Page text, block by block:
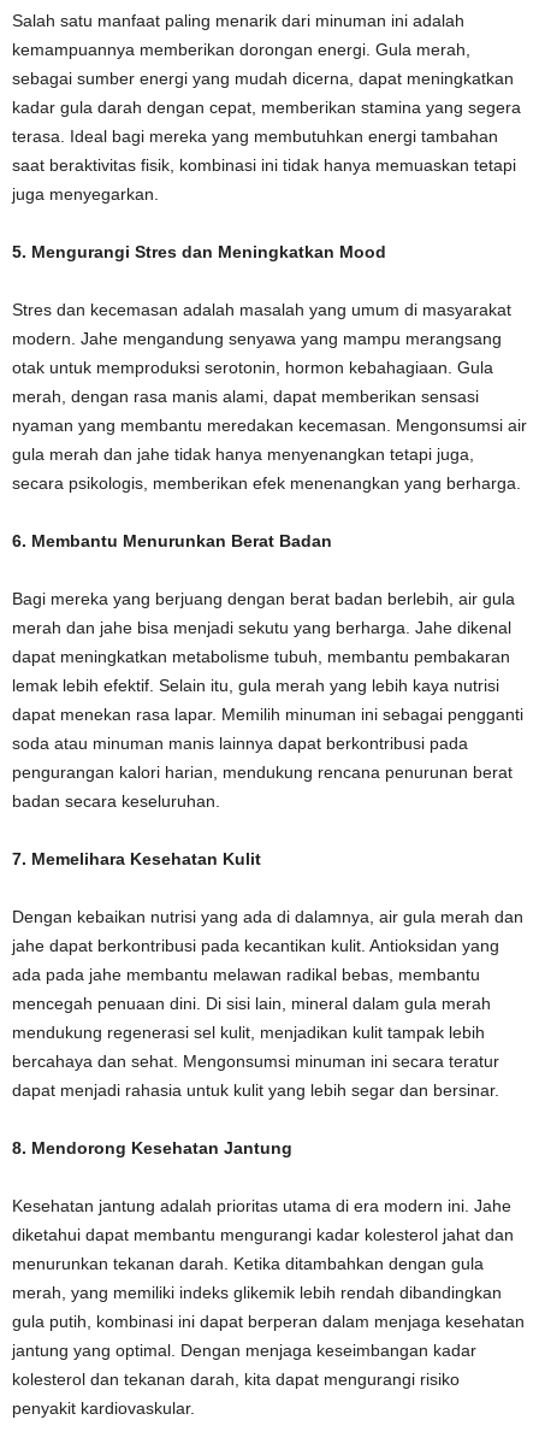
Salah satu manfaat paling menarik dari minuman ini adalah
kemampuannya memberikan dorongan energi. Gula merah,
sebagai sumber energi yang mudah dicerna, dapat meningkatkan
kadar gula darah dengan cepat, memberikan stamina yang segera
terasa. Ideal bagi mereka yang membutuhkan energi tambahan
saat beraktivitas fisik, kombinasi ini tidak hanya memuaskan tetapi
juga menyegarkan.
5. Mengurangi Stres dan Meningkatkan Mood
Stres dan kecemasan adalah masalah yang umum di masyarakat
modern. Jahe mengandung senyawa yang mampu merangsang
otak untuk memproduksi serotonin, hormon kebahagiaan. Gula
merah, dengan rasa manis alami, dapat memberikan sensasi
nyaman yang membantu meredakan kecemasan. Mengonsumsi air
gula merah dan jahe tidak hanya menyenangkan tetapi juga,
secara psikologis, memberikan efek menenangkan yang berharga.
6. Membantu Menurunkan Berat Badan
Bagi mereka yang berjuang dengan berat badan berlebih, air gula
merah dan jahe bisa menjadi sekutu yang berharga. Jahe dikenal
dapat meningkatkan metabolisme tubuh, membantu pembakaran
lemak lebih efektif. Selain itu, gula merah yang lebih kaya nutrisi
dapat menekan rasa lapar. Memilih minuman ini sebagai pengganti
soda atau minuman manis lainnya dapat berkontribusi pada
pengurangan kalori harian, mendukung rencana penurunan berat
badan secara keseluruhan.
7. Memelihara Kesehatan Kulit
Dengan kebaikan nutrisi yang ada di dalamnya, air gula merah dan
jahe dapat berkontribusi pada kecantikan kulit. Antioksidan yang
ada pada jahe membantu melawan radikal bebas, membantu
mencegah penuaan dini. Di sisi lain, mineral dalam gula merah
mendukung regenerasi sel kulit, menjadikan kulit tampak lebih
bercahaya dan sehat. Mengonsumsi minuman ini secara teratur
dapat menjadi rahasia untuk kulit yang lebih segar dan bersinar.
8. Mendorong Kesehatan Jantung
Kesehatan jantung adalah prioritas utama di era modern ini. Jahe
diketahui dapat membantu mengurangi kadar kolesterol jahat dan
menurunkan tekanan darah. Ketika ditambahkan dengan gula
merah, yang memiliki indeks glikemik lebih rendah dibandingkan
gula putih, kombinasi ini dapat berperan dalam menjaga kesehatan
jantung yang optimal. Dengan menjaga keseimbangan kadar
kolesterol dan tekanan darah, kita dapat mengurangi risiko
penyakit kardiovaskular.